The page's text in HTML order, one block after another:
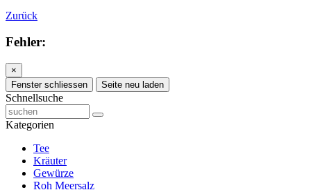
Zurück
Fehler:
×
Fenster schliessen
Seite neu laden
Schnellsuche
Kategorien
Tee
Kräuter
Gewürze
Roh Meersalz